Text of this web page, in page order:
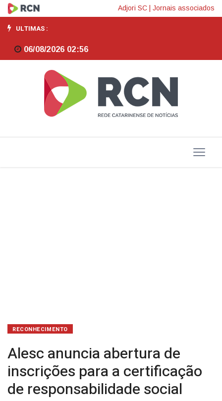
Alesc
anuncia
abertura
inscrições
a
Adjori SC Jornais associados
ULTIMAS :
06/08/2026 02:56
RECONHECIMENTO
Alesc anuncia abertura de
inscrições para a certificação
de responsabilidade social